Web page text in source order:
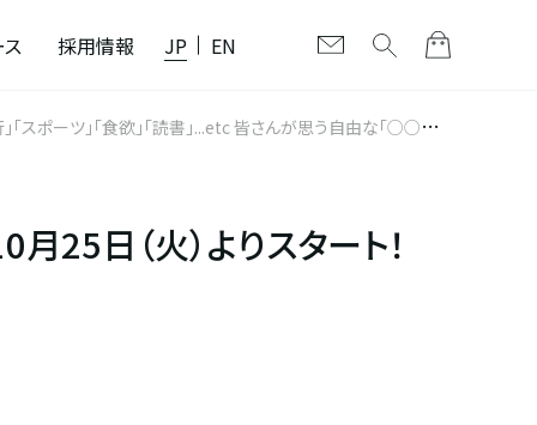
JP EN
採用情報
「スポーツ」「食欲」「読書」...etc 皆さんが思う自由な「○○の
25日（火）よりスタート！